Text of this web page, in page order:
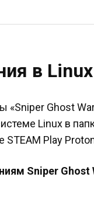
в Linux
«Sniper Ghost
Linux в
STEAM Play
Sniper